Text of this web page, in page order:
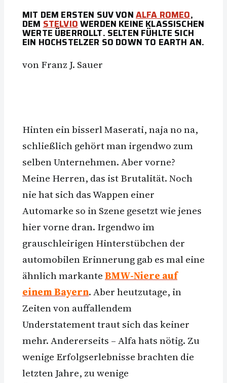
MIT DEM ERSTEN SUV VONALFA ROMEO,
DEM STELVIOWERDEN KEINE KLASSISCHEN
WERTE ÜBERROLLT. SELTEN FÜHLTE SICH
EIN HOCHSTELZER SO DOWN TO EARTH AN.
von Franz J. Sauer
Hinten ein bisserl Maserati, naja no na,
schließlich gehört man irgendwo zum
selben Unternehmen. Aber vorne?
Meine Herren, das ist Brutalität. Noch
nie hat sich das Wappen einer
Automarke so in Szene gesetzt wie jenes
hier vorne dran. Irgendwo im
grauschleirigen Hinterstübchen der
automobilen Erinnerung gab es mal eine
ähnlich markanteBMW-Niere auf
einem Bayern. Aber heutzutage, in
Zeiten von auffallendem
Understatement traut sich das keiner
mehr. Andererseits – Alfa hats nötig. Zu
wenige Erfolgserlebnisse brachten die
letzten Jahre, zu wenige